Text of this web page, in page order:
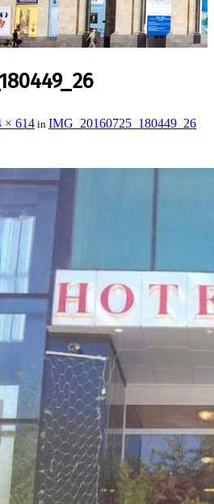
× 614 in IMG_20160725_180449_26